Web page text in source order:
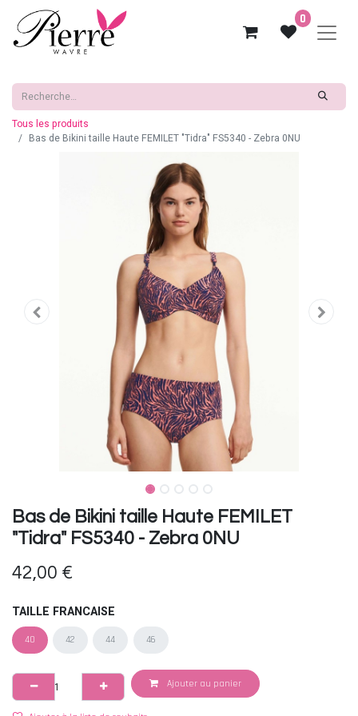
0
Tous les produits
Bas de Bikini taille Haute FEMILET "Tidra" FS5340 - Zebra 0NU
Bas de Bikini taille Haute FEMILET
"Tidra" FS5340 - Zebra 0NU
42,00 €
TAILLE FRANCAISE
40 42 44 46
Ajouter au panier